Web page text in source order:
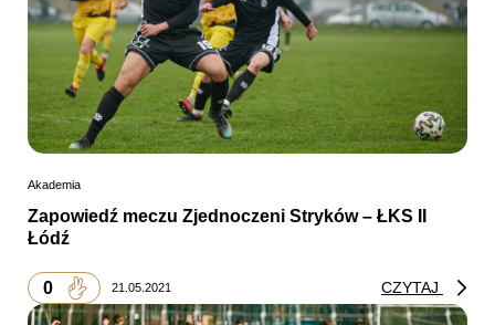
Akademia
Zapowiedź meczu Zjednoczeni Stryków – ŁKS II
Łódź
0 21.05.2021 CZYTAJ